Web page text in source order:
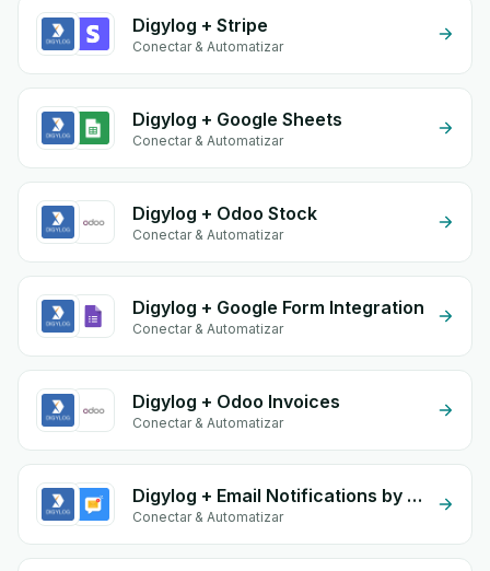
Digylog + Stripe
Conectar & Automatizar
Digylog + Google Sheets
Conectar & Automatizar
Digylog + Odoo Stock
Conectar & Automatizar
Digylog + Google Form Integration
Conectar & Automatizar
Digylog + Odoo Invoices
Conectar & Automatizar
Digylog + Email Notifications by eGrow
Conectar & Automatizar